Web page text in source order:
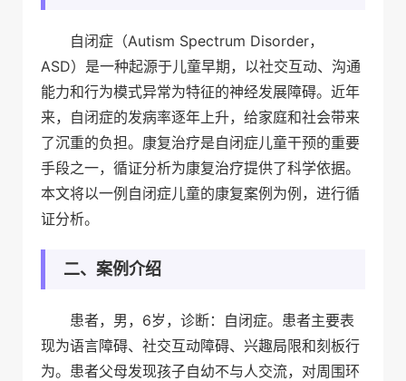
自闭症（Autism Spectrum Disorder，
ASD）是一种起源于儿童早期，以社交互动、沟通
能力和行为模式异常为特征的神经发展障碍。近年
来，自闭症的发病率逐年上升，给家庭和社会带来
了沉重的负担。康复治疗是自闭症儿童干预的重要
手段之一，循证分析为康复治疗提供了科学依据。
本文将以一例自闭症儿童的康复案例为例，进行循
证分析。
二、案例介绍
患者，男，6岁，诊断：自闭症。患者主要表
现为语言障碍、社交互动障碍、兴趣局限和刻板行
为。患者父母发现孩子自幼不与人交流，对周围环